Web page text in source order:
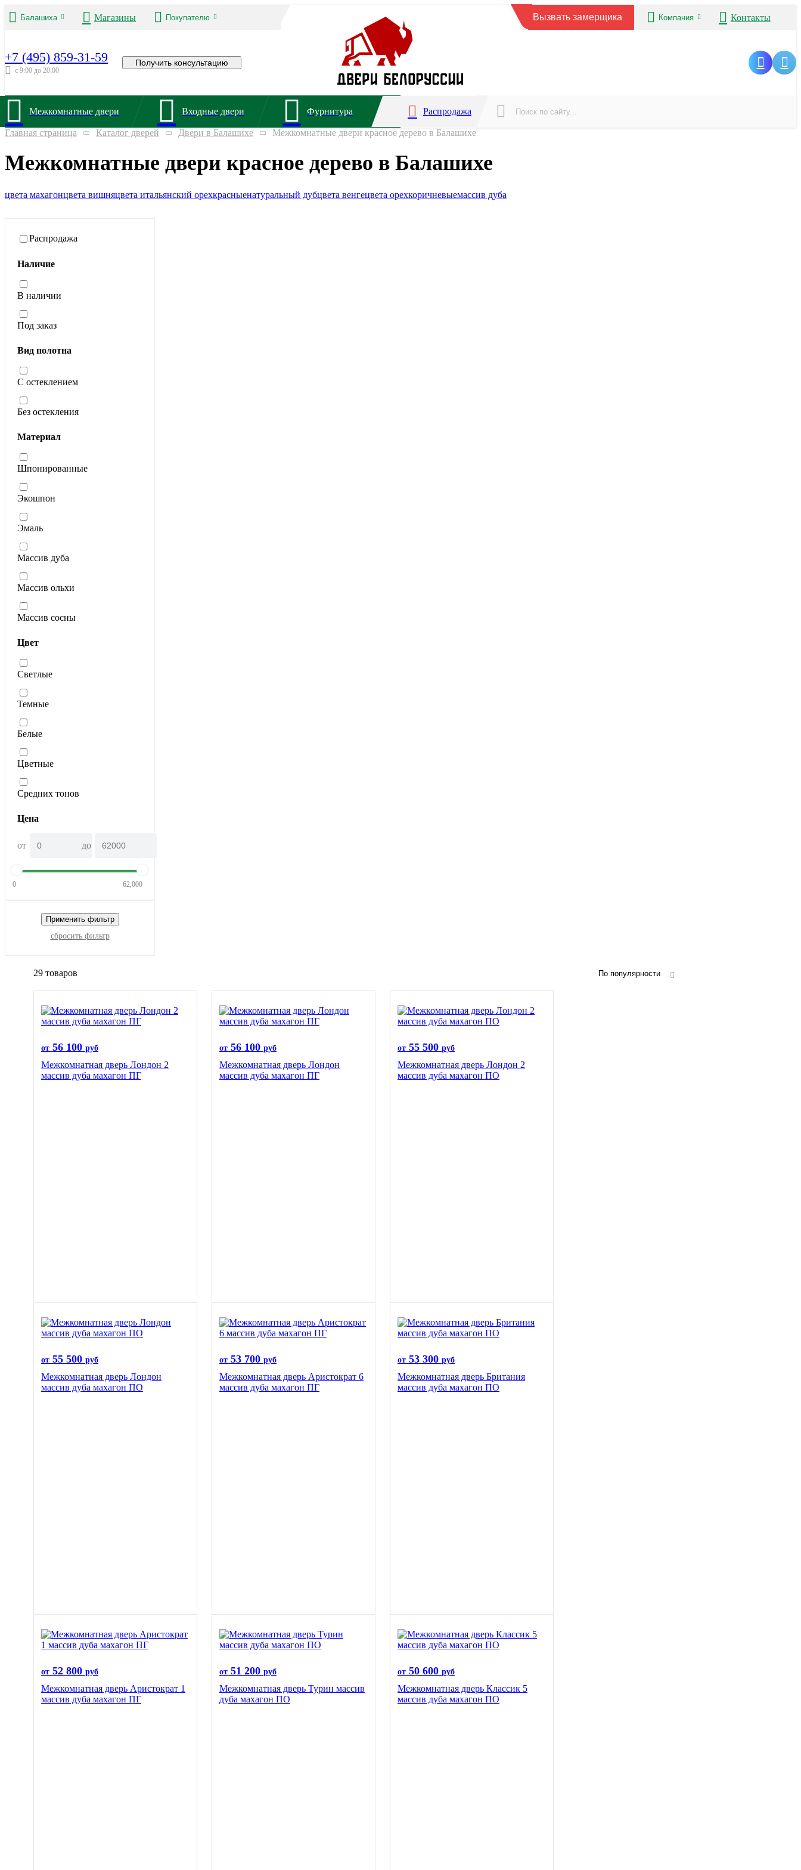
Балашиха Магазины Покупателю Вызвать замерщика Компания Контакты
+7 (495) 859-31-59
с 9:00 до 20:00
Получить консультацию
Межкомнатные двери Входные двери Фурнитура Распродажа
Главная страница Каталог дверей Двери в Балашихе Межкомнатные двери красное дерево в Балашихе
Межкомнатные двери красное дерево в Балашихе
цвета махагонцвета вишняцвета итальянский орехкрасныенатуральный дубцвета венгецвета орехкоричневыемассив дуба
Распродажа
Наличие
В наличии
Под заказ
Вид полотна
С остеклением
Без остекления
Материал
Шпонированные
Экошпон
Эмаль
Массив дуба
Массив ольхи
Массив сосны
Цвет
Светлые
Темные
Белые
Цветные
Средних тонов
Цена
от до
0 62,000
Применить фильтр
сбросить фильтр
29 товаров По популярности
от 56 100 руб
Межкомнатная дверь Лондон 2
массив дуба махагон ПГ
от 56 100 руб
Межкомнатная дверь Лондон
массив дуба махагон ПГ
от 55 500 руб
Межкомнатная дверь Лондон 2
массив дуба махагон ПО
от 55 500 руб
Межкомнатная дверь Лондон
массив дуба махагон ПО
от 53 700 руб
Межкомнатная дверь Аристократ 6
массив дуба махагон ПГ
от 53 300 руб
Межкомнатная дверь Британия
массив дуба махагон ПО
от 52 800 руб
Межкомнатная дверь Аристократ 1
массив дуба махагон ПГ
от 51 200 руб
Межкомнатная дверь Турин массив
дуба махагон ПО
от 50 600 руб
Межкомнатная дверь Классик 5
массив дуба махагон ПО